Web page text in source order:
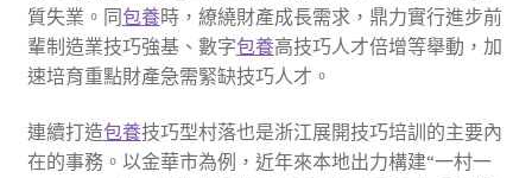
質失業。同包養時，繚繞財產成長需求，鼎力實行進步前
輩制造業技巧強基、數字包養高技巧人才倍增等舉動，加
速培育重點財產急需緊缺技巧人才。
連續打造包養技巧型村落也是浙江展開技巧培訓的主要內
在的事務。以金華市為例，近年來本地出力構建“一村一